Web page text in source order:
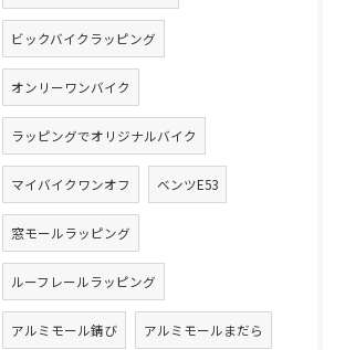
ビックバイクラッピング
オンリーワンバイク
ラッピングでオリジナルバイク
マイバイクワンオフ ベンツE53
窓モールラッピング
ルーフレールラッピング
アルミモール錆び アルミモールまだら